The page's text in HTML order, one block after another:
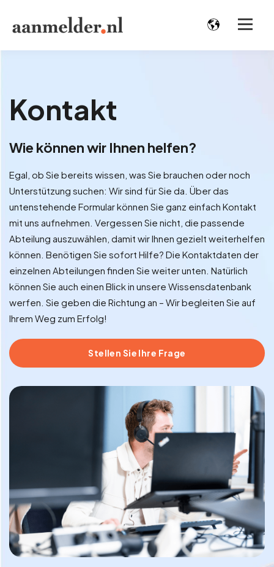
Kontakt
Wie können wir Ihnen helfen?
Egal, ob Sie bereits wissen, was Sie brauchen oder noch
Unterstützung suchen: Wir sind für Sie da. Über das
untenstehende Formular können Sie ganz einfach Kontakt
mit uns aufnehmen. Vergessen Sie nicht, die passende
Abteilung auszuwählen, damit wir Ihnen gezielt weiterhelfen
können. Benötigen Sie sofort Hilfe? Die Kontaktdaten der
einzelnen Abteilungen finden Sie weiter unten. Natürlich
können Sie auch einen Blick in unsere Wissensdatenbank
werfen. Sie geben die Richtung an – Wir begleiten Sie auf
Ihrem Weg zum Erfolg!
Stellen Sie Ihre Frage